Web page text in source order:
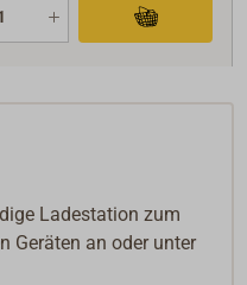
Ladestation zum
Geräten an oder unter